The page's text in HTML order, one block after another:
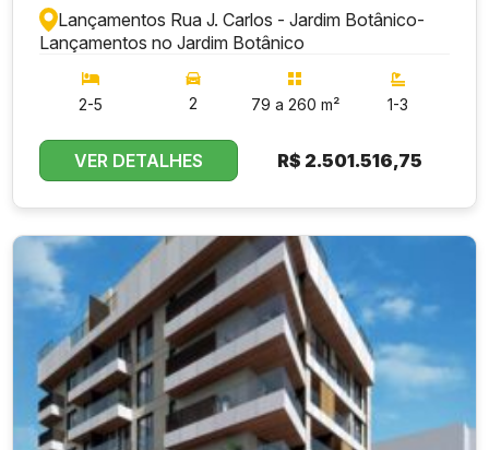
Lançamentos Rua J. Carlos - Jardim Botânico-
Lançamentos no Jardim Botânico
2-5 2 79 a 260 m² 1-3
VER DETALHES R$ 2.501.516,75